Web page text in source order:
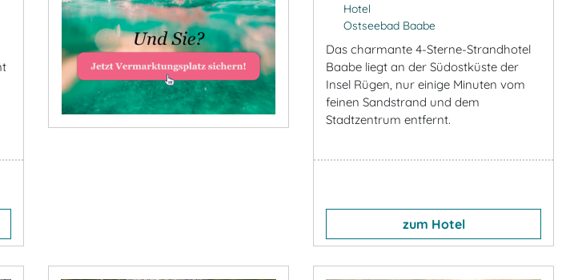
Hotel
Ostseebad Baabe
Das charmante 4-Sterne-Strandhotel
Baabe liegt an der Südostküste der
Insel Rügen, nur einige Minuten vom
feinen Sandstrand und dem
Stadtzentrum entfernt.
zum Hotel